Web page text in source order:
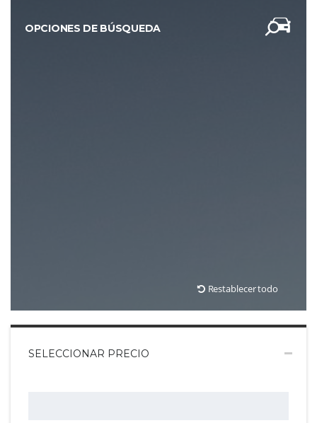
OPCIONES DE BÚSQUEDA
Restablecer todo
SELECCIONAR PRECIO